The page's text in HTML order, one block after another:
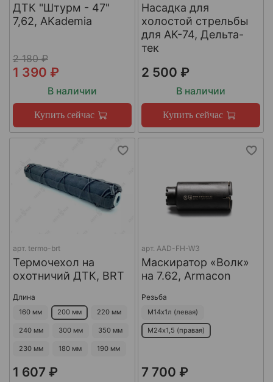
ДТК "Штурм - 47"
7,62, AKademia
2 180 ₽
1 390 ₽
В наличии
Купить сейчас
Насадка для
холостой стрельбы
для АК-74, Дельта-
тек
2 500 ₽
В наличии
Купить сейчас
арт. termo-brt
Термочехол на
охотничий ДТК, BRT
Длина
160 мм 200 мм 220 мм
240 мм 300 мм 350 мм
230 мм 180 мм 190 мм
1 607 ₽
арт. AAD-FH-W3
Маскиратор «Волк»
на 7.62, Armacon
Резьба
М14х1л (левая)
М24х1,5 (правая)
7 700 ₽